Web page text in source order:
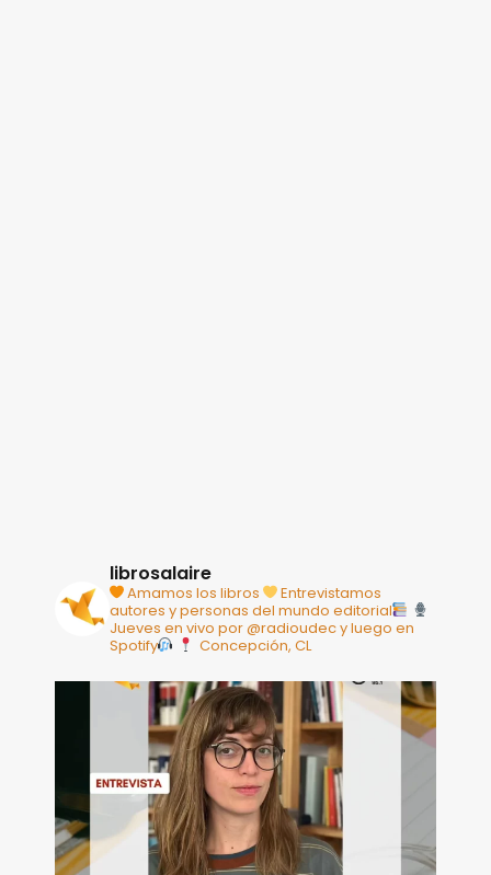
librosalaire
Amamos los libros
Entrevistamos
autores y personas del mundo editorial
Jueves en vivo por @radioudec y luego en
Spotify
Concepción, CL